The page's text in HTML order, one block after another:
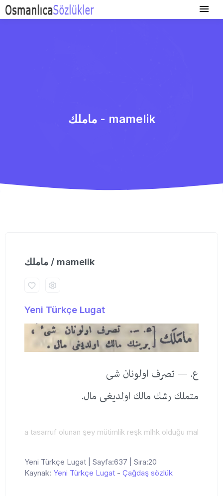
ماملك - mamelik
ماملك / mamelik
Yeni Türkçe Lugat
ع. — تصرف اولونان شی
متملك رشك مالك اولدیغی مال.
a tasarruf olunan şey mütimlik reşk mlhk olduğu mal
Yeni Türkçe Lugat | Sayfa:637 | Sıra:20
Kaynak: Yeni Türkçe Lugat - Çağdaş sözlük